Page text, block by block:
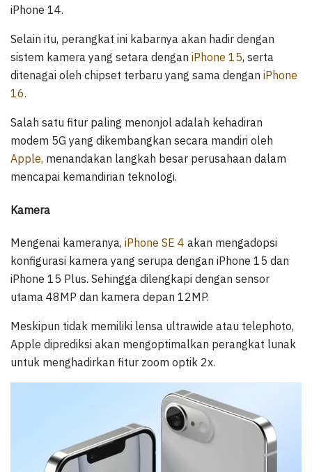
iPhone 14.
Selain itu, perangkat ini kabarnya akan hadir dengan
sistem kamera yang setara dengan iPhone 15, serta
ditenagai oleh chipset terbaru yang sama dengan iPhone
16.
Salah satu fitur paling menonjol adalah kehadiran
modem 5G yang dikembangkan secara mandiri oleh
Apple, menandakan langkah besar perusahaan dalam
mencapai kemandirian teknologi.
Kamera
Mengenai kameranya, iPhone SE 4 akan mengadopsi
konfigurasi kamera yang serupa dengan iPhone 15 dan
iPhone 15 Plus. Sehingga dilengkapi dengan sensor
utama 48MP dan kamera depan 12MP.
Meskipun tidak memiliki lensa ultrawide atau telephoto,
Apple diprediksi akan mengoptimalkan perangkat lunak
untuk menghadirkan fitur zoom optik 2x.